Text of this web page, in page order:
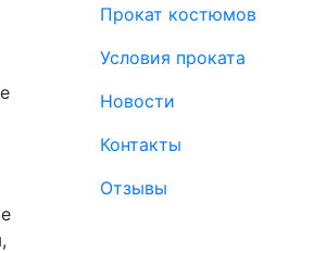
Прокат костюмов
Условия проката
Новости
Контакты
Отзывы